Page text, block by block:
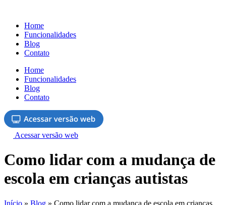
conteúdo
Home
Funcionalidades
Blog
Contato
Home
Funcionalidades
Blog
Contato
Acessar versão web
Como lidar com a mudança de
escola em crianças autistas
Início » Blog » Como lidar com a mudança de escola em crianças